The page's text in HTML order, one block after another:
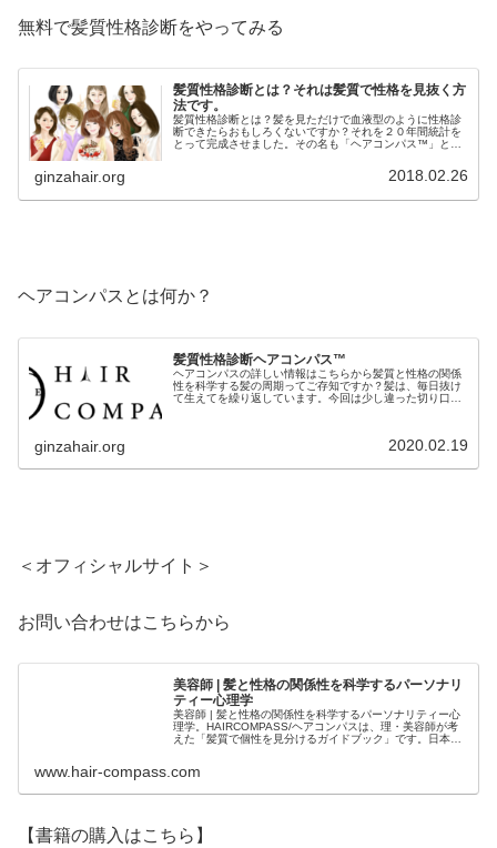
無料で髪質性格診断をやってみる
髪質性格診断とは？それは髪質で性格を見抜く方
法です。
髪質性格診断とは？髪を見ただけで血液型のように性格診
断できたらおもしろくないですか？それを２０年間統計を
とって完成させました。その名も「ヘアコンパス™️」と名
ginzahair.org 2018.02.26
ヘアコンパスとは何か？
髪質性格診断ヘアコンパス™︎
ヘアコンパスの詳しい情報はこちらから髪質と性格の関係
性を科学する髪の周期ってご存知ですか？髪は、毎日抜け
て生えてを繰り返しています。今回は少し違った切り口で
ginzahair.org 2020.02.19
＜オフィシャルサイト＞
お問い合わせはこちらから
美容師 | 髪と性格の関係性を科学するパーソナリ
ティー心理学
美容師 | 髪と性格の関係性を科学するパーソナリティー心
理学。HAIRCOMPASS/ヘアコンパスは、理・美容師が考
えた「髪質で個性を見分けるガイドブック」です。日本人
www.hair-compass.com
【書籍の購入はこちら】